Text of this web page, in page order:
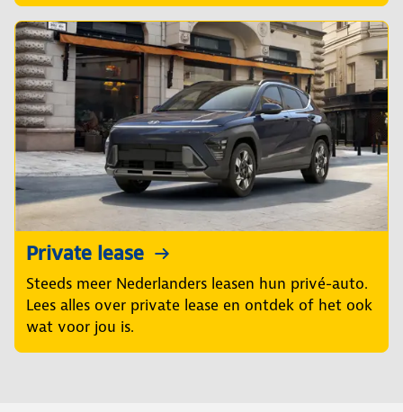
Private lease
Steeds meer Nederlanders leasen hun privé-auto.
Lees alles over private lease en ontdek of het ook
wat voor jou is.